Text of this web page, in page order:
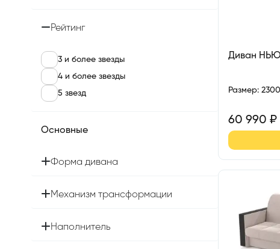
Рейтинг
3 и более звезды
4 и более звезды
5 звезд
Основные
Форма дивана
Механизм трансформации
Наполнитель
Диван
Размер:
60 990 ₽